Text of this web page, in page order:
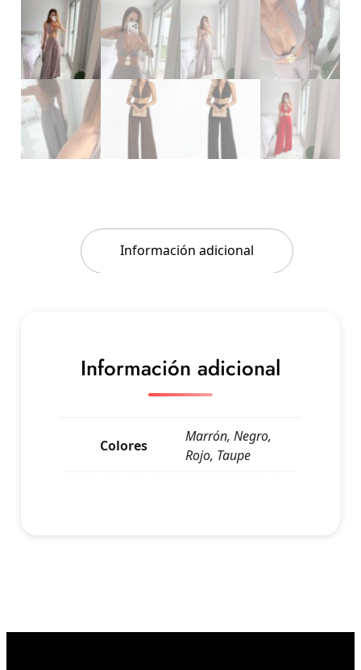
Información adicional
Información adicional
Colores
Marrón, Negro,
Rojo, Taupe